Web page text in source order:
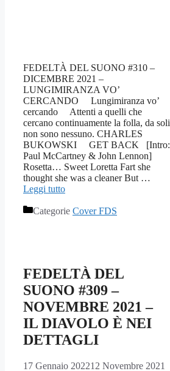
FEDELTÀ DEL SUONO #310 –
DICEMBRE 2021 –
LUNGIMIRANZA VO’
CERCANDO Lungimiranza vo’
cercando Attenti a quelli che
cercano continuamente la folla, da soli
non sono nessuno. CHARLES
BUKOWSKI GET BACK [Intro:
Paul McCartney & John Lennon]
Rosetta… Sweet Loretta Fart she
thought she was a cleaner But …
Leggi tutto
Categorie Cover FDS
FEDELTÀ DEL
SUONO #309 –
NOVEMBRE 2021 –
IL DIAVOLO È NEI
DETTAGLI
17 Gennaio 202212 Novembre 2021